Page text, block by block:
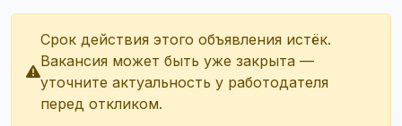
Срок действия этого объявления истёк.
Вакансия может быть уже закрыта —
уточните актуальность у работодателя
перед откликом.